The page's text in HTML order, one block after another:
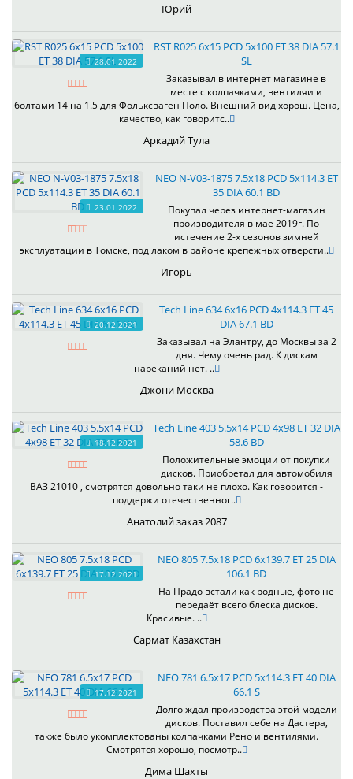
Юрий
28.01.2022
RST R025 6x15 PCD 5x100 ET 38 DIA 57.1
SL
Заказывал в интернет магазине в
месте с колпачками, вентиляи и
болтами 14 на 1.5 для Фольксваген Поло. Внешний вид хорош. Цена,
качество, как говоритс..
Аркадий Тула
23.01.2022
NEO N-V03-1875 7.5x18 PCD 5x114.3 ET
35 DIA 60.1 BD
Покупал через интернет-магазин
производителя в мае 2019г. По
истечение 2-х сезонов зимней
эксплуатации в Томске, под лаком в районе крепежных отверсти..
Игорь
20.12.2021
Tech Line 634 6x16 PCD 4x114.3 ET 45
DIA 67.1 BD
Заказывал на Элантру, до Москвы за 2
дня. Чему очень рад. К дискам
нареканий нет. ..
Джони Москва
18.12.2021
Tech Line 403 5.5x14 PCD 4x98 ET 32 DIA
58.6 BD
Положительные эмоции от покупки
дисков. Приобретал для автомобиля
ВАЗ 21010 , смотрятся довольно таки не плохо. Как говорится -
поддержи отечественног..
Анатолий заказ 2087
17.12.2021
NEO 805 7.5x18 PCD 6x139.7 ET 25 DIA
106.1 BD
На Прадо встали как родные, фото не
передаёт всего блеска дисков.
Красивые. ..
Сармат Казахстан
17.12.2021
NEO 781 6.5x17 PCD 5x114.3 ET 40 DIA
66.1 S
Долго ждал производства этой модели
дисков. Поставил себе на Дастера,
также было укомплектованы колпачками Рено и вентилями.
Смотрятся хорошо, посмотр..
Дима Шахты